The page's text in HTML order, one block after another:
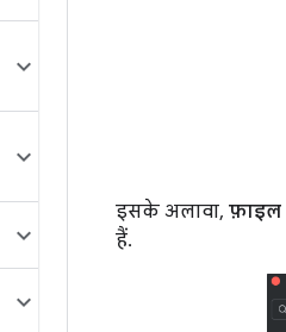
इसके अलावा, फ़ाइल
हैं.